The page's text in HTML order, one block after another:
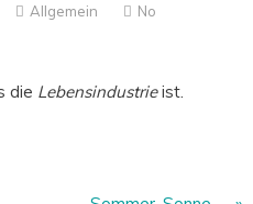
Allgemein
No
die Lebensindustrieist.